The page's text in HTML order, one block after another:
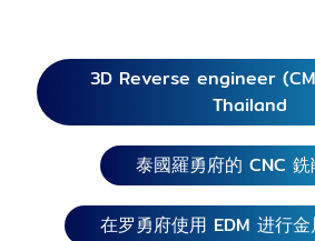
3D Reverse engineer
Thailand
泰國羅勇府的 CNC
在罗勇府使用 EDM 进行